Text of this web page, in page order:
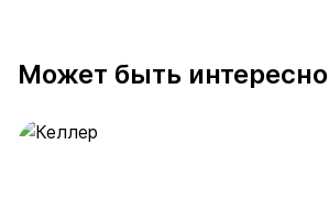
Может быть интересно